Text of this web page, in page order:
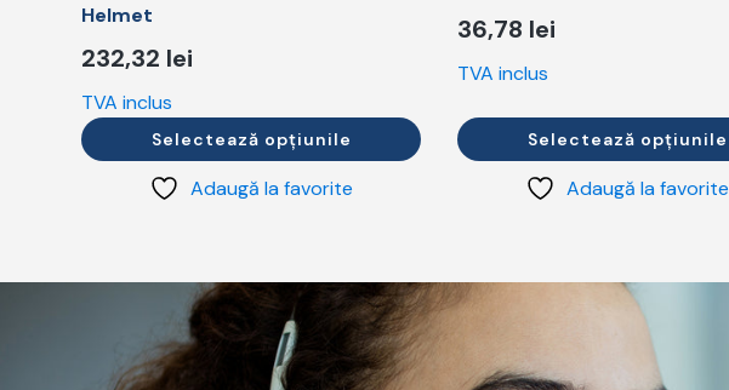
Helmet
232,32 lei
TVA inclus
Selectează opțiunile
Adaugă la favorite
36,78 lei
TVA inclus
Selectează opțiunile
Adaugă la favorite